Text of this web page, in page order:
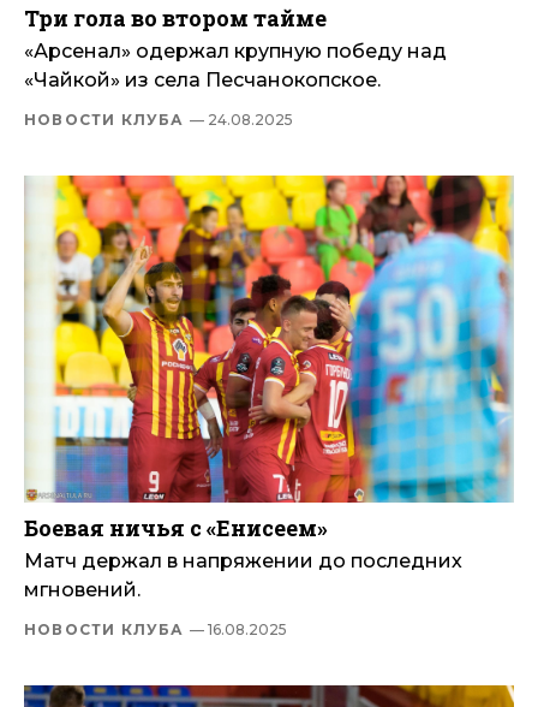
Три гола во втором тайме
«Арсенал» одержал крупную победу над
«Чайкой» из села Песчанокопское.
НОВОСТИ КЛУБА — 24.08.2025
Боевая ничья с «Енисеем»
Матч держал в напряжении до последних
мгновений.
НОВОСТИ КЛУБА — 16.08.2025